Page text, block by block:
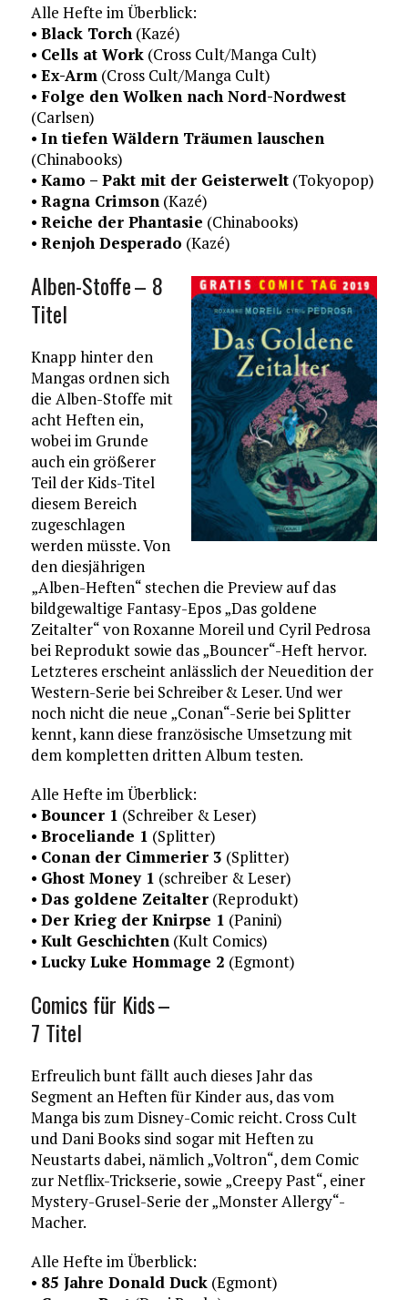
Alle Hefte im Überblick:
• Black Torch(Kazé)
• Cells at Work(Cross Cult/Manga Cult)
• Ex-Arm(Cross Cult/Manga Cult)
• Folge den Wolken nach Nord-Nordwest
(Carlsen)
• In tiefen Wäldern Träumen lauschen
(Chinabooks)
• Kamo – Pakt mit der Geisterwelt(Tokyopop)
• Ragna Crimson(Kazé)
• Reiche der Phantasie (Chinabooks)
• Renjoh Desperado (Kazé)
Alben-Stoffe – 8
Titel
Knapp hinter den
Mangas ordnen sich
die Alben-Stoffe mit
acht Heften ein,
wobei im Grunde
auch ein größerer
Teil der Kids-Titel
diesem Bereich
zugeschlagen
werden müsste. Von
den diesjährigen
„Alben-Heften“ stechen die Preview auf das
bildgewaltige Fantasy-Epos „Das goldene
Zeitalter“ von Roxanne Moreil und Cyril Pedrosa
bei Reprodukt sowie das „Bouncer“-Heft hervor.
Letzteres erscheint anlässlich der Neuedition der
Western-Serie bei Schreiber & Leser. Und wer
noch nicht die neue „Conan“-Serie bei Splitter
kennt, kann diese französische Umsetzung mit
dem kompletten dritten Album testen.
Alle Hefte im Überblick:
• Bouncer 1 (Schreiber & Leser)
• Broceliande 1 (Splitter)
• Conan der Cimmerier 3 (Splitter)
• Ghost Money 1 (schreiber & Leser)
• Das goldene Zeitalter(Reprodukt)
• Der Krieg der Knirpse 1 (Panini)
• Kult Geschichten(Kult Comics)
• Lucky Luke Hommage 2 (Egmont)
Comics für Kids –
7 Titel
Erfreulich bunt fällt auch dieses Jahr das
Segment an Heften für Kinder aus, das vom
Manga bis zum Disney-Comic reicht. Cross Cult
und Dani Books sind sogar mit Heften zu
Neustarts dabei, nämlich „Voltron“, dem Comic
zur Netflix-Trickserie, sowie „Creepy Past“, einer
Mystery-Grusel-Serie der „Monster Allergy“-
Macher.
Alle Hefte im Überblick:
• 85 Jahre Donald Duck(Egmont)